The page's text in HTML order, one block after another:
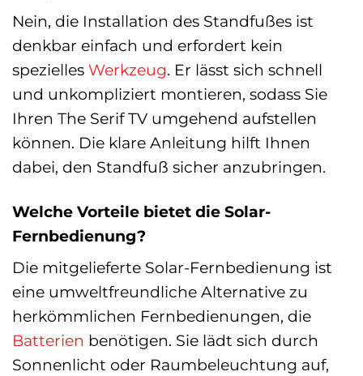
Nein, die Installation des Standfußes ist
denkbar einfach und erfordert kein
spezielles Werkzeug. Er lässt sich schnell
und unkompliziert montieren, sodass Sie
Ihren The Serif TV umgehend aufstellen
können. Die klare Anleitung hilft Ihnen
dabei, den Standfuß sicher anzubringen.
Welche Vorteile bietet die Solar-
Fernbedienung?
Die mitgelieferte Solar-Fernbedienung ist
eine umweltfreundliche Alternative zu
herkömmlichen Fernbedienungen, die
Batterien benötigen. Sie lädt sich durch
Sonnenlicht oder Raumbeleuchtung auf,